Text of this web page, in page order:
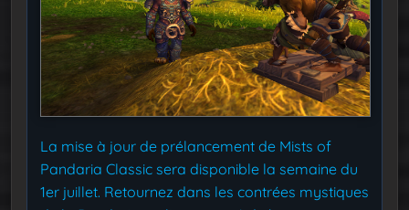
La mise à jour de prélancement de Mists of
Pandaria Classic sera disponible la semaine du
1er juillet. Retournez dans les contrées mystiques